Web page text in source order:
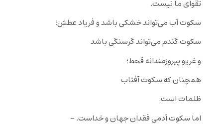
تقوای ما نیست.
سکوت آب می‌تواند خشکی باشد و فریاد عطش؛
سکوت گندم می‌تواند گرسنگی باشد
و غریو پیروزمندانه قحط؛
همچنان که سکوت آفتاب
ظلمات است.
اما سکوت آدمی فقدان جهان و خداست. –